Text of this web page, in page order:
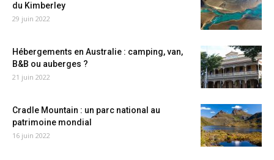
du Kimberley
29 juin 2022
Hébergements en Australie : camping, van,
B&B ou auberges ?
21 juin 2022
Cradle Mountain : un parc national au
patrimoine mondial
16 juin 2022